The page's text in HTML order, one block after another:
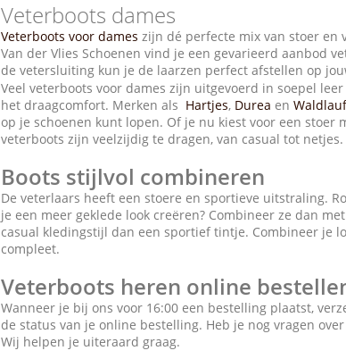
Veterboots dames
Veterboots voor dames zijn dé perfecte mix van stoer en
Van der Vlies Schoenen vind je een gevarieerd aanbod
de vetersluiting kun je de laarzen perfect afstellen op
Veel veterboots voor dames zijn uitgevoerd in soepel
het draagcomfort. Merken als Hartjes, Durea en
op je schoenen kunt lopen. Of je nu kiest voor een
veterboots zijn veelzijdig te dragen, van casual tot netjes.
Boots stijlvol combineren
De veterlaars heeft een stoere en sportieve uitstraling.
je een meer geklede look creëren? Combineer ze dan
casual kledingstijl dan een sportief tintje. Combineer je
compleet.
Veterboots heren online
Wanneer je bij ons voor 16:00 een bestelling plaatst,
de status van je online bestelling. Heb je nog vragen
Wij helpen je uiteraard graag.